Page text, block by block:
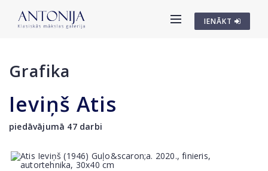
IENĀKT
Grafika
Ieviņš Atis
piedāvājumā 47 darbi